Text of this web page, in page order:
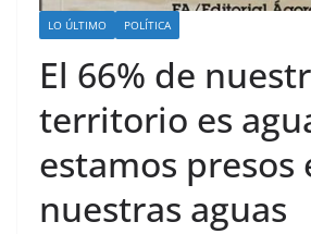
LO ÚLTIMO POLÍTICA
El 66% de
territorio es
estamos presos
nuestras aguas